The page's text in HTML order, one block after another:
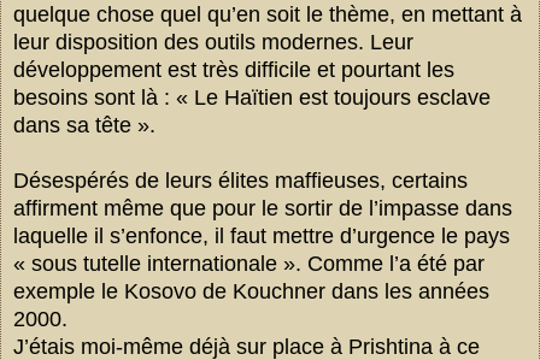
quelque chose quel qu’en soit le thème, en mettant à
leur disposition des outils modernes. Leur
développement est très difficile et pourtant les
besoins sont là : « Le Haïtien est toujours esclave
dans sa tête ».
Désespérés de leurs élites maffieuses, certains
affirment même que pour le sortir de l’impasse dans
laquelle il s’enfonce, il faut mettre d’urgence le pays
« sous tutelle internationale ». Comme l’a été par
exemple le Kosovo de Kouchner dans les années
2000.
J’étais moi-même déjà sur place à Prishtina à ce